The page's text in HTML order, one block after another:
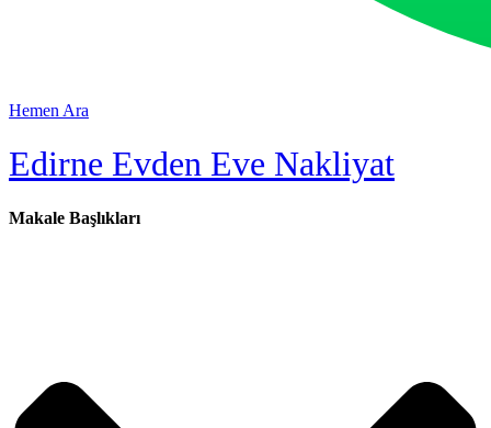
Hemen Ara
Edirne Evden Eve Nakliyat
Makale Başlıkları